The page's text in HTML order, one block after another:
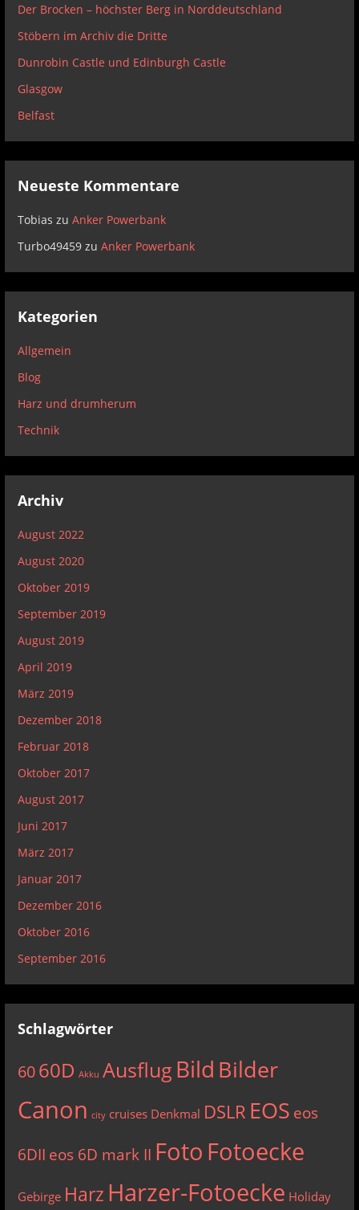
Der Brocken – höchster Berg in Norddeutschland
Stöbern im Archiv die Dritte
Dunrobin Castle und Edinburgh Castle
Glasgow
Belfast
Neueste Kommentare
Tobias zuAnker Powerbank
Turbo49459 zuAnker Powerbank
Kategorien
Allgemein
Blog
Harz und drumherum
Technik
Archiv
August 2022
August 2020
Oktober 2019
September 2019
August 2019
April 2019
März 2019
Dezember 2018
Februar 2018
Oktober 2017
August 2017
Juni 2017
März 2017
Januar 2017
Dezember 2016
Oktober 2016
September 2016
Schlagwörter
6060D Akku Ausflug Bild Bilder
Canon city cruises Denkmal DSLR EOS eos
6DII eos 6D mark II Foto Fotoecke
Gebirge Harz Harzer-Fotoecke Holiday